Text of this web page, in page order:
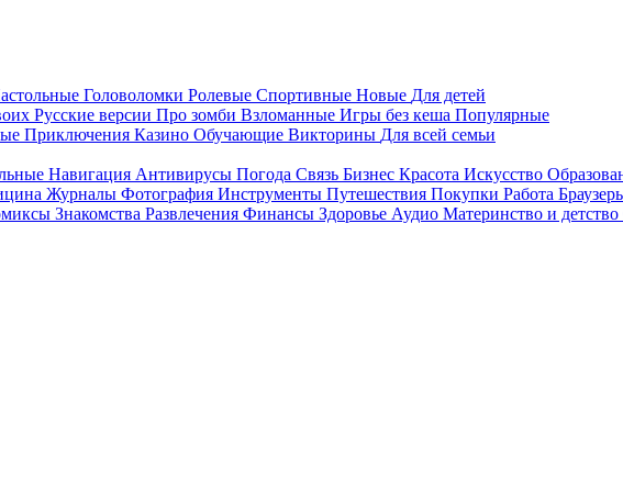
Головоломки Ролевые Спортивные Новые Для детей
Русские версии Про зомби Взломанные Игры без кеша Популярные
Приключения Казино Обучающие Викторины Для всей семьи
Навигация Антивирусы Погода Связь Бизнес Красота Искусство
Журналы Фотография Инструменты Путешествия Покупки Работа
Знакомства Развлечения Финансы Здоровье Аудио Материнство и детство